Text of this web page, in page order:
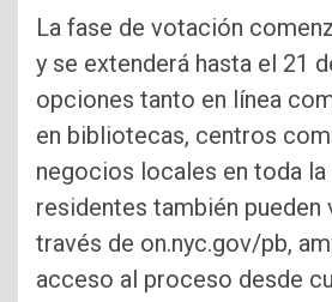
La fase de votación
y se extenderá hasta el 21
opciones tanto en línea
en bibliotecas, centros
negocios locales en toda la
residentes también pueden
través de on.nyc.gov/pb,
acceso al proceso desde